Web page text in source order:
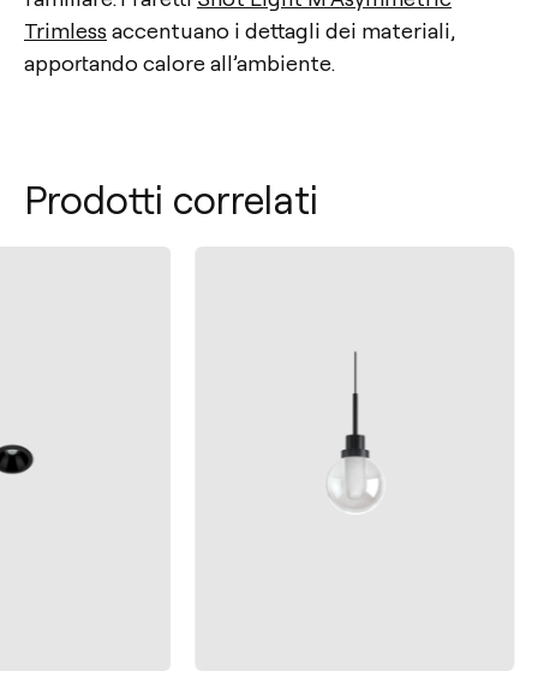
Trimless accentuano i dettagli dei materiali,
apportando calore all’ambiente.
Prodotti correlati